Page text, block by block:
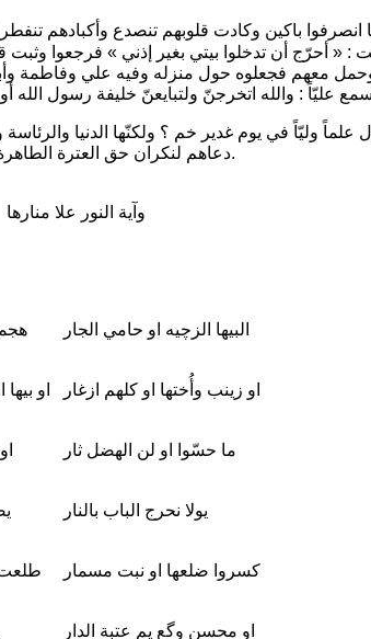
انصرفوا باكين وكادت قلوبهم تنصدع وأكبادهم تنفطر
: « أحرّج أن تدخلوا بيتي بغير إذني » فرجعوا وثبت
وحمل معهم فجعلوه حول منزله وفيه علي وفاطمة
وليّاً في يوم غدير خم ؟ ولكنّها الدنيا
دعاهم لنكران حق العترة الطاهرة وظلم البضعة الطاهرة.
وآية النور علا منارها
البيها الزچيه او حامي الجار
او او زينب وأُختها او كلهم ازغار
ما حسّوا او لن الهضل ثار
يولا نحرج الباب بالنار
طلعت كسروا ضلعها او نبت مسمار
او محسن وگع يم عتبة الدار